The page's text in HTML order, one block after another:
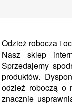
Odzież robocza i
Nasz sklep
Sprzedajemy
produktów.
odzież roboczą o
znacznie